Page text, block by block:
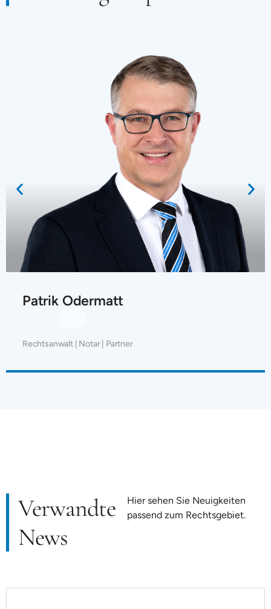
Patrik Odermatt
Rechtsanwalt | Notar | Partner
Verwandte
News
Hier sehen Sie Neuigkeiten
passend zum Rechtsgebiet.